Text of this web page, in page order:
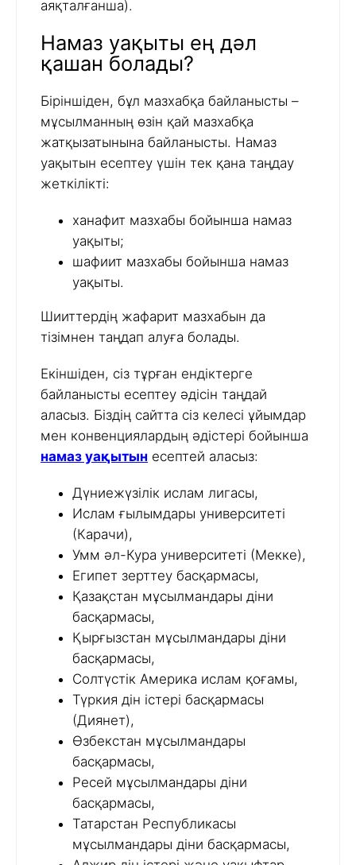
аяқталғанша).
Намаз уақыты ең дәл
қашан болады?
Біріншіден, бұл мазхабқа байланысты –
мұсылманның өзін қай мазхабқа
жатқызатынына байланысты. Намаз
уақытын есептеу үшін тек қана таңдау
жеткілікті:
ханафит мазхабы бойынша намаз
уақыты;
шафиит мазхабы бойынша намаз
уақыты.
Шииттердің жафарит мазхабын да
тізімнен таңдап алуға болады.
Екіншіден, сіз тұрған ендіктерге
байланысты есептеу әдісін таңдай
аласыз. Біздің сайтта сіз келесі ұйымдар
мен конвенциялардың әдістері бойынша
намаз уақытын есептей аласыз:
Дүниежүзілік ислам лигасы,
Ислам ғылымдары университеті
(Карачи),
Умм әл-Кура университеті (Мекке),
Египет зерттеу басқармасы,
Қазақстан мұсылмандары діни
басқармасы,
Қырғызстан мұсылмандары діни
басқармасы,
Солтүстік Америка ислам қоғамы,
Түркия дін істері басқармасы
(Диянет),
Өзбекстан мұсылмандары
басқармасы,
Ресей мұсылмандары діни
басқармасы,
Татарстан Республикасы
мұсылмандары діни басқармасы,